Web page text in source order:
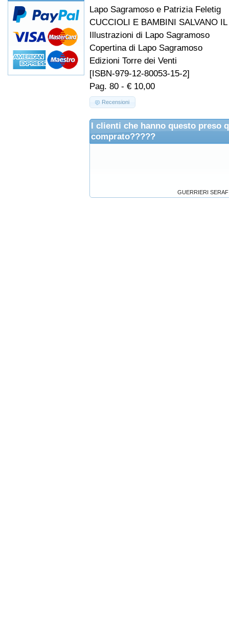
Lapo Sagramoso e Patrizia Feletig
CUCCIOLI E BAMBINI SALVANO
Illustrazioni di Lapo Sagramoso
Copertina di Lapo Sagramoso
Edizioni Torre dei Venti
[ISBN-979-12-80053-15-2]
Pag. 80 - € 10,00
Recensioni
I clienti che hanno questo preso
comprato?????
GUERRIERI